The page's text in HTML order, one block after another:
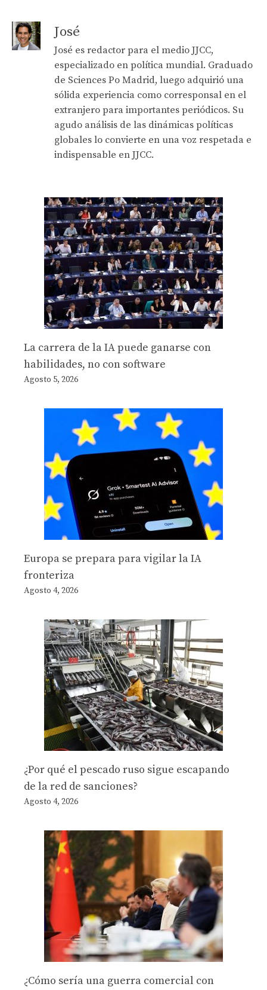
José
José es redactor para el medio JJCC,
especializado en política mundial. Graduado
de Sciences Po Madrid, luego adquirió una
sólida experiencia como corresponsal en el
extranjero para importantes periódicos. Su
agudo análisis de las dinámicas políticas
globales lo convierte en una voz respetada e
indispensable en JJCC.
La carrera de la IA puede ganarse con
habilidades, no con software
Agosto 5, 2026
Europa se prepara para vigilar la IA
fronteriza
Agosto 4, 2026
¿Por qué el pescado ruso sigue escapando
de la red de sanciones?
Agosto 4, 2026
¿Cómo sería una guerra comercial con